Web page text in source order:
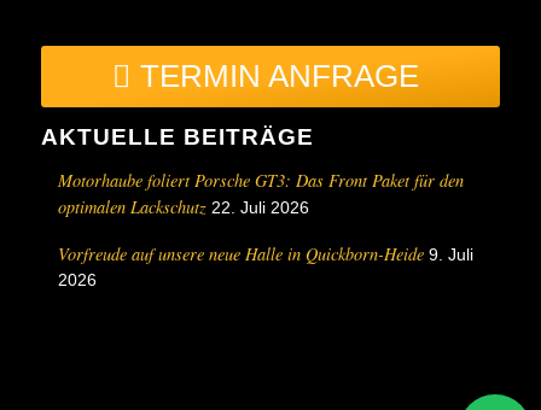
TERMIN ANFRAGE
AKTUELLE BEITRÄGE
Motorhaube foliert Porsche GT3: Das Front Paket für den
optimalen Lackschutz 22. Juli 2026
Vorfreude auf unsere neue Halle in Quickborn-Heide 9. Juli
2026